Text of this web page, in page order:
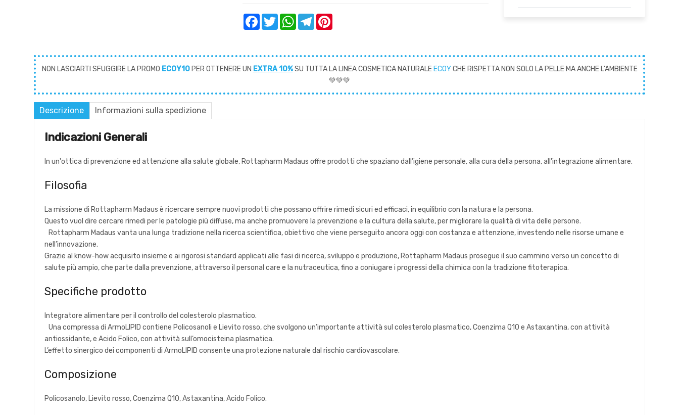
FacebookTwitter WhatsAppTelegram
NON LASCIARTI SFUGGIRE LA PROMO ECOY10PER OTTENERE UN EXTRA 10%SU TUTTA LA LINEA COSMETICA NATURALE ECOYCHE RISPETTA NON SOLO LA PELLE MA ANCHE L'AMBIENTE
💚💚💚
Descrizione Informazioni sulla spedizione
Indicazioni Generali
In un'ottica di prevenzione ed attenzione alla salute globale, Rottapharm Madaus offre prodotti che spaziano dall’igiene personale, alla cura della persona, all'integrazione alimentare.
Filosofia
La missione di Rottapharm Madaus è ricercare sempre nuovi prodotti che possano offrire rimedi sicuri ed efficaci, in equilibrio con la natura e la persona.
Questo vuol dire cercare rimedi per le patologie più diffuse, ma anche promuovere la prevenzione e la cultura della salute, per migliorare la qualità di vita delle persone.
Rottapharm Madaus vanta una lunga tradizione nella ricerca scientifica, obiettivo che viene perseguito ancora oggi con costanza e attenzione, investendo nelle risorse umane e
nell’innovazione.
Grazie al know-how acquisito insieme e ai rigorosi standard applicati alle fasi di ricerca, sviluppo e produzione, Rottapharm Madaus prosegue il suo cammino verso un concetto di
salute più ampio, che parte dalla prevenzione, attraverso il personal care e la nutraceutica, fino a coniugare i progressi della chimica con la tradizione fitoterapica.
Specifiche prodotto
Integratore alimentare per il controllo del colesterolo plasmatico.
Una compressa di ArmoLIPID contiene Policosanoli e Lievito rosso, che svolgono un’importante attività sul colesterolo plasmatico, Coenzima Q10 e Astaxantina, con attività
antiossidante, e Acido Folico, con attività sull’omocisteina plasmatica.
L’effetto sinergico dei componenti di ArmoLIPID consente una protezione naturale dal rischio cardiovascolare.
Composizione
Policosanolo, Lievito rosso, Coenzima Q10, Astaxantina, Acido Folico.